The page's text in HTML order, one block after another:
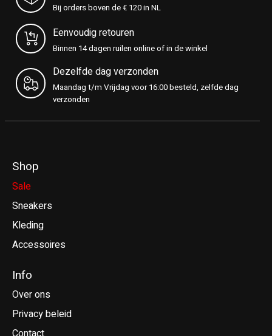
Bij orders boven de € 120 in NL
Eenvoudig retouren
Binnen 14 dagen ruilen online of in de winkel
Dezelfde dag verzonden
Maandag t/m Vrijdag voor 16:00 besteld, zelfde dag
verzonden
Shop
Sale
Sneakers
Kleding
Accessoires
Info
Over ons
Privacy beleid